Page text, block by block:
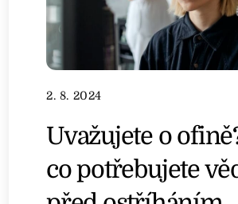
2. 8. 2024
Uvažujete o
co potřebujete